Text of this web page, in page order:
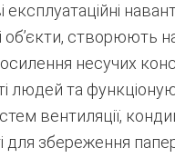
експлуатаційні
об’єкти,
несучих
людей та
вентиляції,
для збереження